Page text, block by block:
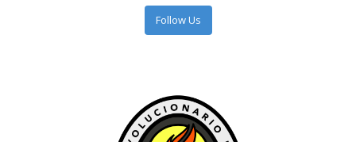
Follow Us